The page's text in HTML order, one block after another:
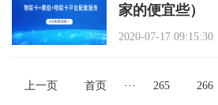
家的便宜些）
2020-07-17 09:15:30
上一页 首页 ··· 265 266